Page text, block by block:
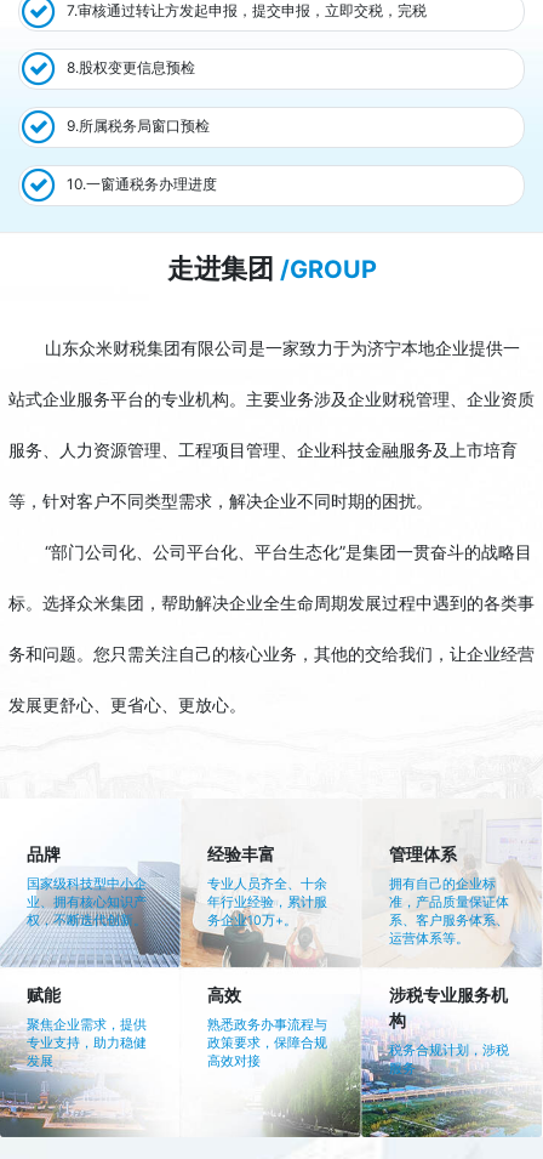
7.审核通过转让方发起申报，提交申报，立即交税，完税
8.股权变更信息预检
9.所属税务局窗口预检
10.一窗通税务办理进度
走进集团 /GROUP
山东众米财税集团有限公司是一家致力于为济宁本地企业提供一
站式企业服务平台的专业机构。主要业务涉及企业财税管理、企业资质
服务、人力资源管理、工程项目管理、企业科技金融服务及上市培育
等，针对客户不同类型需求，解决企业不同时期的困扰。
“部门公司化、公司平台化、平台生态化”是集团一贯奋斗的战略目
标。选择众米集团，帮助解决企业全生命周期发展过程中遇到的各类事
务和问题。您只需关注自己的核心业务，其他的交给我们，让企业经营
发展更舒心、更省心、更放心。
品牌
国家级科技型中小企
业、拥有核心知识产
权，不断迭代创新。
经验丰富
专业人员齐全、十余
年行业经验，累计服
务企业10万+。
管理体系
拥有自己的企业标
准，产品质量保证体
系、客户服务体系、
运营体系等。
赋能
聚焦企业需求，提供
专业支持，助力稳健
发展
高效
熟悉政务办事流程与
政策要求，保障合规
高效对接
涉税专业服务机
构
税务合规计划，涉税
服务